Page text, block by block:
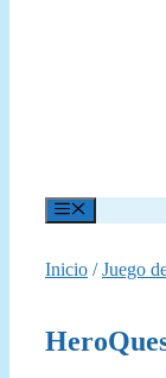
Menú
Inicio /Juego